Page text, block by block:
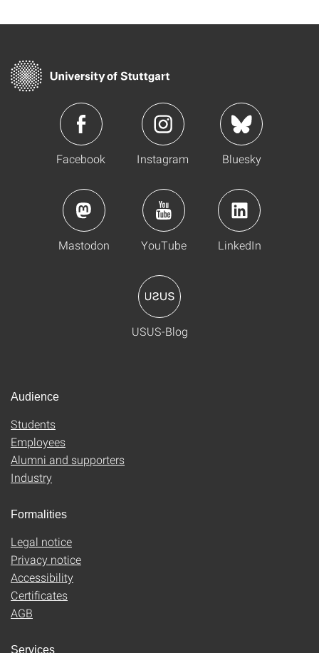
Facebook Instagram Bluesky
Mastodon YouTube LinkedIn
USUS-Blog
Audience
Students
Employees
Alumni and supporters
Industry
Formalities
Legal notice
Privacy notice
Accessibility
Certificates
AGB
Services